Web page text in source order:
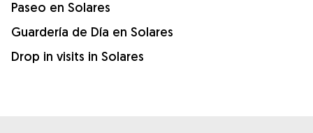
Paseo en Solares
Guardería de Día en Solares
Drop in visits in Solares